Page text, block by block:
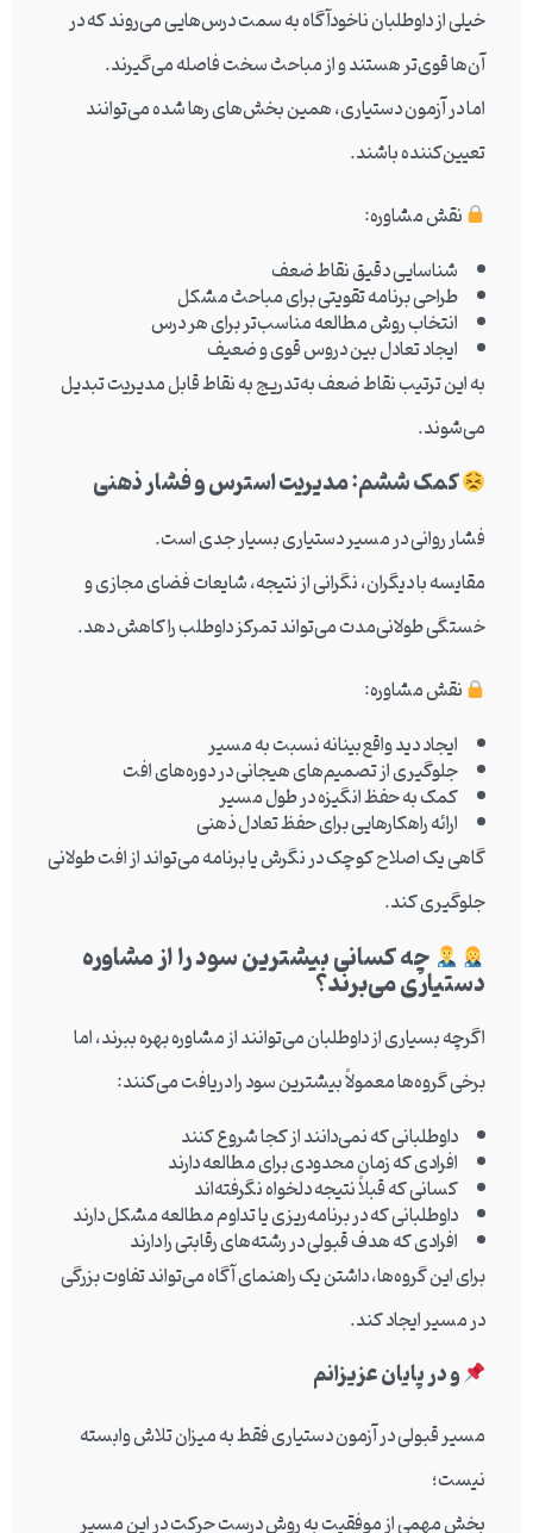
خیلی از داوطلبان ناخودآگاه به سمت درس‌هایی می‌روند که در
آن‌ها قوی‌تر هستند و از مباحث سخت فاصله می‌گیرند.
اما در آزمون دستیاری، همین بخش‌های رها شده می‌توانند
تعیین‌کننده باشند.
نقش مشاوره:
شناسایی دقیق نقاط ضعف
طراحی برنامه تقویتی برای مباحث مشکل
انتخاب روش مطالعه مناسب‌تر برای هر درس
ایجاد تعادل بین دروس قوی و ضعیف
به این ترتیب نقاط ضعف به‌تدریج به نقاط قابل مدیریت تبدیل
می‌شوند.
کمک ششم: مدیریت استرس و فشار ذهنی
فشار روانی در مسیر دستیاری بسیار جدی است.
مقایسه با دیگران، نگرانی از نتیجه، شایعات فضای مجازی و
خستگی طولانی‌مدت می‌تواند تمرکز داوطلب را کاهش دهد.
نقش مشاوره:
ایجاد دید واقع‌بینانه نسبت به مسیر
جلوگیری از تصمیم‌های هیجانی در دوره‌های افت
کمک به حفظ انگیزه در طول مسیر
ارائه راهکارهایی برای حفظ تعادل ذهنی
گاهی یک اصلاح کوچک در نگرش یا برنامه می‌تواند از افت طولانی
جلوگیری کند.
چه کسانی بیشترین سود را از مشاوره
دستیاری می‌برند؟
اگرچه بسیاری از داوطلبان می‌توانند از مشاوره بهره ببرند، اما
برخی گروه‌ها معمولاً بیشترین سود را دریافت می‌کنند:
داوطلبانی که نمی‌دانند از کجا شروع کنند
افرادی که زمان محدودی برای مطالعه دارند
کسانی که قبلاً نتیجه دلخواه نگرفته‌اند
داوطلبانی که در برنامه‌ریزی یا تداوم مطالعه مشکل دارند
افرادی که هدف قبولی در رشته‌های رقابتی را دارند
برای این گروه‌ها، داشتن یک راهنمای آگاه می‌تواند تفاوت بزرگی
در مسیر ایجاد کند.
و در پایان عزیزانم
مسیر قبولی در آزمون دستیاری فقط به میزان تلاش وابسته
نیست؛
بخش مهمی از موفقیت به روش درست حرکت در این مسیر